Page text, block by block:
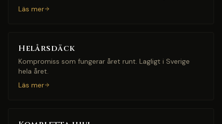
Läs mer
Helårsdäck
Kompromiss som fungerar året runt. Lagligt i Sverige
hela året.
Läs mer